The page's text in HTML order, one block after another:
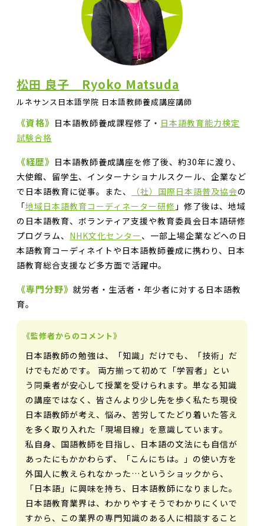
松田 良子 Ryoko Matsuda
ルネサンス日本語学院 日本語教師養成講座講師
《資格》 日本語教師養成課程修了・ 日本語教育能力検定
試験合格
《経歴》 日本語教師養成講座を修了後、約30年に渡り、
大使館、留学生、インターナショナルスクール、企業など
で日本語教育に従事。また、
（社）国際日本語普及協会の
「地域日本語教育コーディネーター研修 」修了後は、地域
の日本語教育、ボランティア支援や教育委員会日本語研修
プログラム、 NHK文化センター、一部上場企業などへの日
本語教育コーディネイトや日本語教師養成に携わり、日本
語教育総合支援など多方面で活躍中。
《専門分野》就労者・生活者・年少者に対する日本語教
育。
《監修者からのコメント》
日本語教師の勉強は、「知識」だけでも、「技術」だ
けでもだめです。 両方揃って初めて「学習者」とい
う同乗者が安心して授業を受けられます。単なる知識
の講座ではなく、皆さんより少し先を歩く私たち現役
日本語教師が考え、悩み、苦労してたどり着いた答え
を多く取り入れた「現場目線」を意識しています。
私自身、国語教師を目指し、日本語の文法にも自信が
あったにもかかわらず、「こんにちは。」の使い方を
外国人に教えられなかった…というショックから、
「日本語」に興味を持ち、日本語教師になりました。
日本語教育業界は、わかりやすそうでわかりにくいで
すから、この業界の専門知識のある人に相談すること